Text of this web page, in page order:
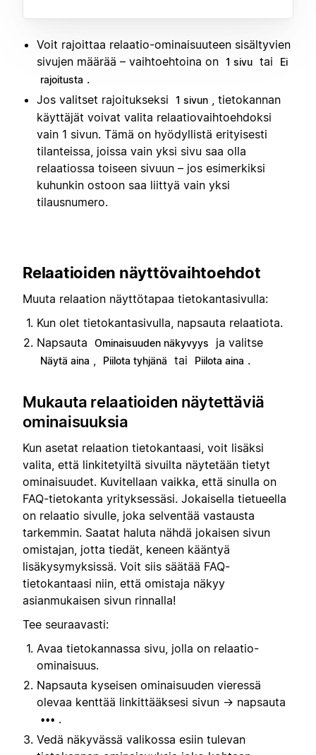
Voit rajoittaa relaatio-ominaisuuteen sisältyvien
sivujen määrää – vaihtoehtoina on 1 sivu tai
Ei
rajoitusta .
Jos valitset rajoitukseksi
1 sivun , tietokannan
käyttäjät voivat valita relaatiovaihtoehdoksi
vain 1 sivun. Tämä on hyödyllistä erityisesti
tilanteissa, joissa vain yksi sivu saa olla
relaatiossa toiseen sivuun – jos esimerkiksi
kuhunkin ostoon saa liittyä vain yksi
tilausnumero.
Relaatioiden näyttövaihtoehdot
Muuta relaation näyttötapaa tietokantasivulla:
Kun olet tietokantasivulla, napsauta relaatiota.
Napsauta
Ominaisuuden näkyvyys ja valitse
Näytä aina , Piilota tyhjänä tai Piilota aina .
Mukauta relaatioiden näytettäviä
ominaisuuksia
Kun asetat relaation tietokantaasi, voit lisäksi
valita, että linkitetyiltä sivuilta näytetään tietyt
ominaisuudet. Kuvitellaan vaikka, että sinulla on
FAQ-tietokanta yrityksessäsi. Jokaisella tietueella
on relaatio sivulle, joka selventää vastausta
tarkemmin. Saatat haluta nähdä jokaisen sivun
omistajan, jotta tiedät, keneen kääntyä
lisäkysymyksissä. Voit siis säätää FAQ-
tietokantaasi niin, että omistaja näkyy
asianmukaisen sivun rinnalla!
Tee seuraavasti:
Avaa tietokannassa sivu, jolla on relaatio-
ominaisuus.
Napsauta kyseisen ominaisuuden vieressä
olevaa kenttää linkittääksesi sivun → napsauta
••• .
Vedä näkyvässä valikossa esiin tulevan